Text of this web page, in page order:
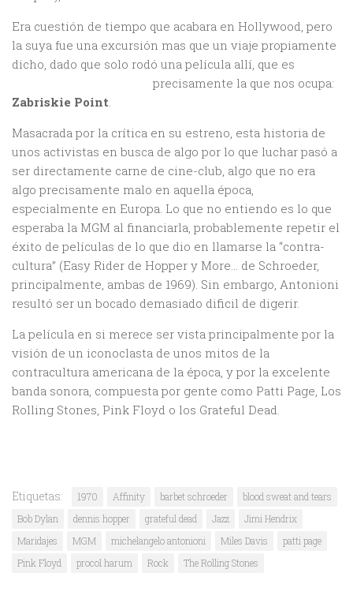
Era cuestión de tiempo que acabara en Hollywood, pero
la suya fue una excursión mas que un viaje propiamente
dicho, dado que solo rodó una película allí, que es
precisamente la que nos ocupa:
Zabriskie Point.
Masacrada por la crítica en su estreno, esta historia de
unos activistas en busca de algo por lo que luchar pasó a
ser directamente carne de cine-club, algo que no era
algo precisamente malo en aquella época,
especialmente en Europa. Lo que no entiendo es lo que
esperaba la MGM al financiarla, probablemente repetir el
éxito de películas de lo que dio en llamarse la “contra-
cultura” (Easy Rider de Hopper y More… de Schroeder,
principalmente, ambas de 1969). Sin embargo, Antonioni
resultó ser un bocado demasiado dificil de digerir.
La película en si merece ser vista principalmente por la
visión de un iconoclasta de unos mitos de la
contracultura americana de la época, y por la excelente
banda sonora, compuesta por gente como Patti Page, Los
Rolling Stones, Pink Floyd o los Grateful Dead.
Etiquetas: 1970 Affinity barbet schroeder
blood sweat and tears
Bob Dylan
dennis hopper grateful dead Jazz
Jimi Hendrix
Maridajes
MGM michelangelo antonioni Miles Davis
patti page
Pink Floyd
procol harum Rock The Rolling Stones